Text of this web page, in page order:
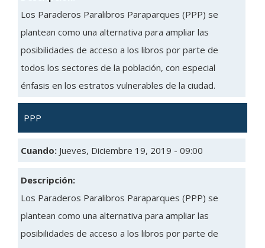
Los Paraderos Paralibros Paraparques (PPP) se
plantean como una alternativa para ampliar las
posibilidades de acceso a los libros por parte de
todos los sectores de la población, con especial
énfasis en los estratos vulnerables de la ciudad.
PPP
Cuando: Jueves, Diciembre 19, 2019 - 09:00
Descripción:
Los Paraderos Paralibros Paraparques (PPP) se
plantean como una alternativa para ampliar las
posibilidades de acceso a los libros por parte de